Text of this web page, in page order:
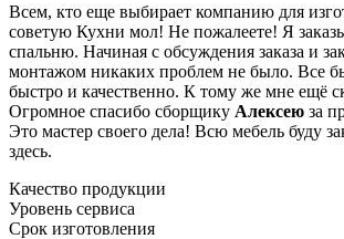
Всем, кто еще выбирает компанию для
советую Кухни мол! Не пожалеете! Я
спальню. Начиная с обсуждения заказа и
монтажом никаких проблем не было. Все
быстро и качественно. К тому же мне ещё
Огромное спасибо сборщику Алексею за
Это мастер своего дела! Всю мебель буду
здесь.
Качество продукции
Уровень сервиса
Срок изготовления